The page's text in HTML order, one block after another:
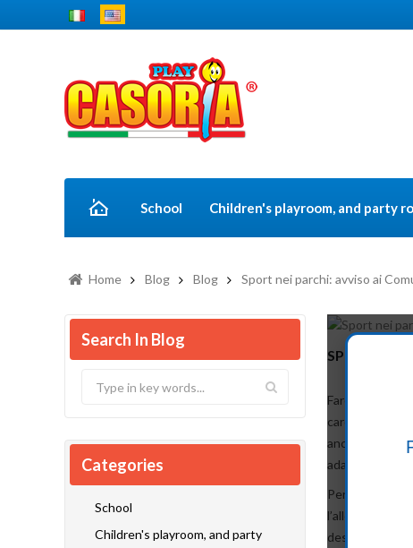
School Children's playroom, and party
Home Blog Blog Sport nei parchi: avviso ai
Search In Blog
Categories
School
Children's playroom, and party
SPORT NEI
Fare sport
cardiache ma,
anche se la
adattandosi a
Per questo, il
l’allestimento,
destinato a